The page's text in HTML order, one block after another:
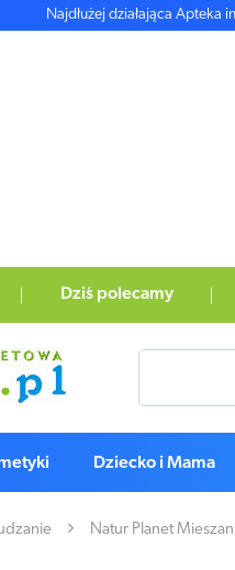
Najdłużej działająca Apteka
Dziś polecamy
Dziecko i Mama
Natur Planet